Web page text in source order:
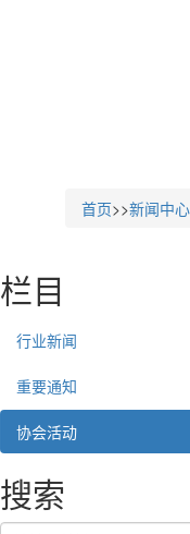
首页>>新闻中心
栏目
行业新闻
重要通知
协会活动
搜索